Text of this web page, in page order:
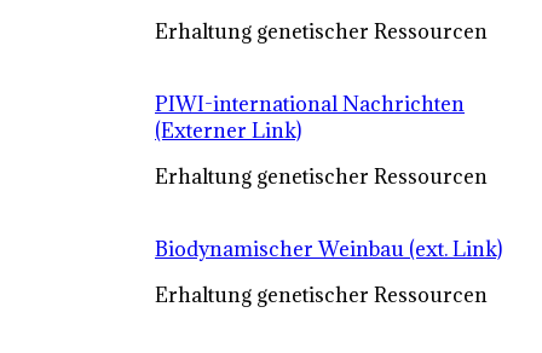
Erhaltung genetischer Ressourcen
PIWI-international Nachrichten
(Externer Link)
Erhaltung genetischer Ressourcen
Biodynamischer Weinbau (ext. Link)
Erhaltung genetischer Ressourcen